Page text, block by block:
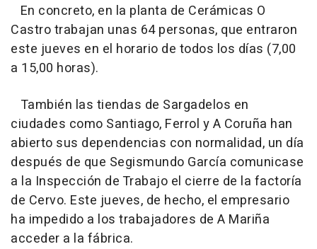
En concreto, en la planta de Cerámicas O
Castro trabajan unas 64 personas, que entraron
este jueves en el horario de todos los días (7,00
a 15,00 horas).
También las tiendas de Sargadelos en
ciudades como Santiago, Ferrol y A Coruña han
abierto sus dependencias con normalidad, un día
después de que Segismundo García comunicase
a la Inspección de Trabajo el cierre de la factoría
de Cervo. Este jueves, de hecho, el empresario
ha impedido a los trabajadores de A Mariña
acceder a la fábrica.